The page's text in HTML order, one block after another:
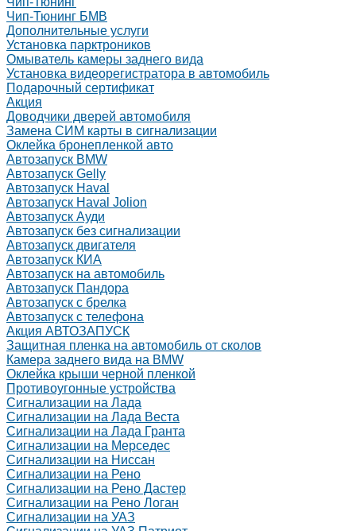
Чип-Тюнинг БМВ
Дополнительные услуги
Установка парктроников
Омыватель камеры заднего вида
Установка видеорегистратора в автомобиль
Подарочный сертификат
Акция
Доводчики дверей автомобиля
Замена СИМ карты в сигнализации
Оклейка бронепленкой авто
Автозапуск BMW
Автозапуск Gelly
Автозапуск Haval
Автозапуск Haval Jolion
Автозапуск Ауди
Автозапуск без сигнализации
Автозапуск двигателя
Автозапуск КИА
Автозапуск на автомобиль
Автозапуск Пандора
Автозапуск с брелка
Автозапуск с телефона
Акция АВТОЗАПУСК
Защитная пленка на автомобиль от сколов
Камера заднего вида на BMW
Оклейка крыши черной пленкой
Противоугонные устройства
Сигнализации на Лада
Сигнализации на Лада Веста
Сигнализации на Лада Гранта
Сигнализации на Мерседес
Сигнализации на Ниссан
Сигнализации на Рено
Сигнализации на Рено Дастер
Сигнализации на Рено Логан
Сигнализации на УАЗ